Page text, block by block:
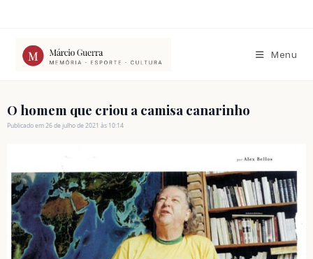
conteúdo
Menu
O homem que criou a camisa canarinho
Publicado em 26 de julho de 2021 às 10:14